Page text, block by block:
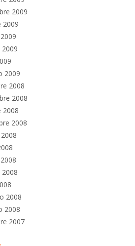
2009
2009
2009
2008
2008
2008
2008
2008
2008
2007